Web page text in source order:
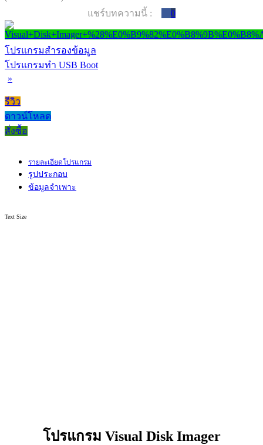
แชร์บทความนี้ : 0
โปรแกรมสำรองข้อมูล
โปรแกรมทำ USB Boot
»
รีวิว
ดาวน์โหลด
สั่งซื้อ
รายละเอียดโปรแกรม
รูปประกอบ
ข้อมูลจำเพาะ
Text Size
โปรแกรม Visual Disk Imager